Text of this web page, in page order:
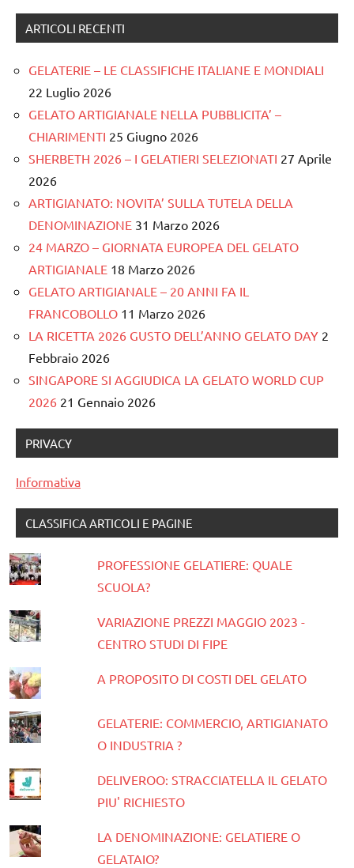
ARTICOLI RECENTI
GELATERIE – LE CLASSIFICHE ITALIANE E MONDIALI
22 Luglio 2026
GELATO ARTIGIANALE NELLA PUBBLICITA’ –
CHIARIMENTI 25 Giugno 2026
SHERBETH 2026 – I GELATIERI SELEZIONATI 27 Aprile
2026
ARTIGIANATO: NOVITA’ SULLA TUTELA DELLA
DENOMINAZIONE 31 Marzo 2026
24 MARZO – GIORNATA EUROPEA DEL GELATO
ARTIGIANALE 18 Marzo 2026
GELATO ARTIGIANALE – 20 ANNI FA IL
FRANCOBOLLO 11 Marzo 2026
LA RICETTA 2026 GUSTO DELL’ANNO GELATO DAY 2
Febbraio 2026
SINGAPORE SI AGGIUDICA LA GELATO WORLD CUP
2026 21 Gennaio 2026
PRIVACY
Informativa
CLASSIFICA ARTICOLI E PAGINE
PROFESSIONE GELATIERE: QUALE
SCUOLA?
VARIAZIONE PREZZI MAGGIO 2023 -
CENTRO STUDI DI FIPE
A PROPOSITO DI COSTI DEL GELATO
GELATERIE: COMMERCIO, ARTIGIANATO
O INDUSTRIA ?
DELIVEROO: STRACCIATELLA IL GELATO
PIU' RICHIESTO
LA DENOMINAZIONE: GELATIERE O
GELATAIO?